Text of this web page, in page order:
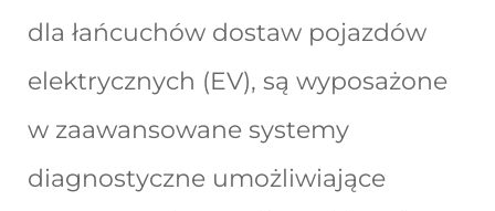
dla łańcuchów dostaw pojazdów
elektrycznych (EV), są wyposażone
w zaawansowane systemy
diagnostyczne umożliwiające